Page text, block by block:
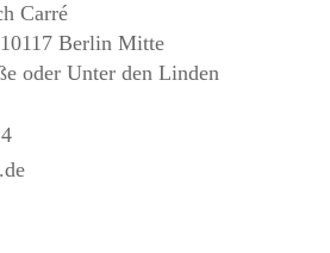
Carré
Berlin Mitte
oder Unter den Linden